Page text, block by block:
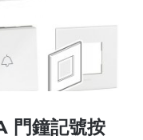
鐘記號按